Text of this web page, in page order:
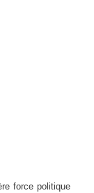
force politique